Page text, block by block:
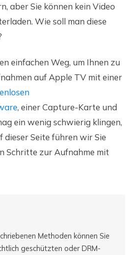
aber Sie können kein Video
Wie soll man diese
einfachen Weg, um Ihnen zu
auf Apple TV mit einer
, einer Capture-Karte und
ein wenig schwierig klingen,
dieser Seite führen wir Sie
Schritte zur Aufnahme mit
Methoden können Sie
geschützten oder DRM-